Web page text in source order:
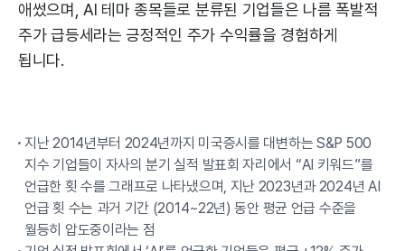
애썼으며, AI 테마 종목들로 분류된 기업들은 나름 폭발적
주가 급등세라는 긍정적인 주가 수익률을 경험하게
됩니다.
지난 2014년부터 2024년까지 미국증시를 대변하는 S&P 500
지수 기업들이 자사의 분기 실적 발표회 자리에서 “AI 키워드”를
언급한 횟 수를 그래프로 나타냈으며, 지난 2023년과 2024년 AI
언급 횟 수는 과거 기간 (2014~22년) 동안 평균 언급 수준을
월등히 압도중이라는 점